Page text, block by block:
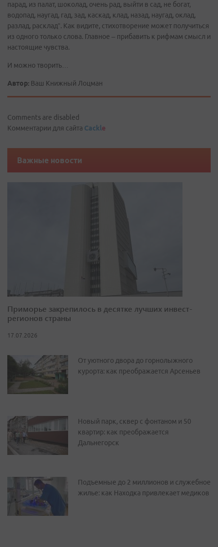
парад, из палат, шоколад, очень рад, выйти в сад, не богат,
водопад, наугад, гад, зад, каскад, клад, назад, наугад, оклад,
разлад, расклад”. Как видите, стихотворение может получиться
из одного только слова. Главное – прибавить к рифмам смысл и
настоящие чувства.
И можно творить…
Автор: Ваш Книжный Лоцман
Comments are disabled
Комментарии для сайта Cackle
Важные новости
Приморье закрепилось в десятке лучших инвест-
регионов страны
17.07.2026
От уютного двора до горнолыжного
курорта: как преображается Арсеньев
Новый парк, сквер с фонтаном и 50
квартир: как преображается
Дальнегорск
Подъемные до 2 миллионов и служебное
жилье: как Находка привлекает медиков